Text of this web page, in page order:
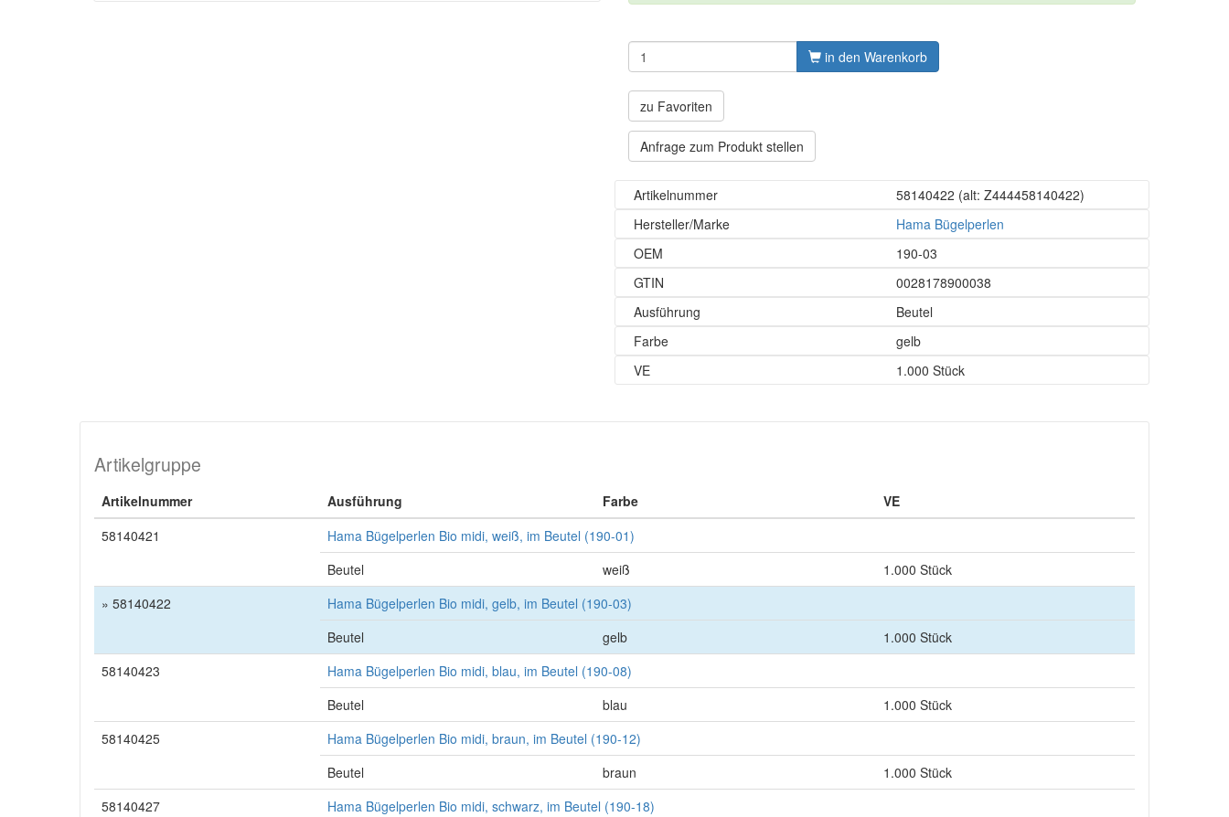
in den Warenkorb
zu Favoriten
Anfrage zum Produkt stellen
Artikelnummer 58140422 (alt: Z444458140422)
Hersteller/Marke
Hama Bügelperlen
OEM
190-03
GTIN
0028178900038
Ausführung
Beutel
Farbe
gelb
VE
1.000 Stück
Artikelgruppe
Artikelnummer Ausführung Farbe
VE
58140421
Hama Bügelperlen Bio midi, weiß, im Beutel (190-01)
Beutel
weiß
1.000 Stück
» 58140422
Hama Bügelperlen Bio midi, gelb, im Beutel (190-03)
Beutel
gelb
1.000 Stück
58140423
Hama Bügelperlen Bio midi, blau, im Beutel (190-08)
Beutel
blau
1.000 Stück
58140425
Hama Bügelperlen Bio midi, braun, im Beutel (190-12)
Beutel
braun
1.000 Stück
58140427
Hama Bügelperlen Bio midi, schwarz, im Beutel (190-18)